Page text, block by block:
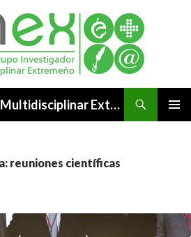
Grupo Investigador Multidisciplinar Extremeño
reuniones científicas